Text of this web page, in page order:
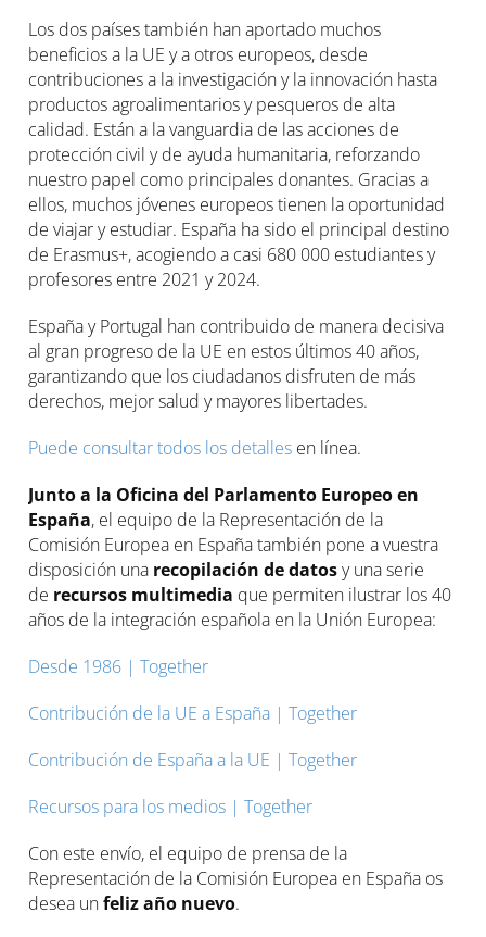
Los dos países también han aportado muchos
beneficios a la UE y a otros europeos, desde
contribuciones a la investigación y la innovación hasta
productos agroalimentarios y pesqueros de alta
calidad. Están a la vanguardia de las acciones de
protección civil y de ayuda humanitaria, reforzando
nuestro papel como principales donantes. Gracias a
ellos, muchos jóvenes europeos tienen la oportunidad
de viajar y estudiar. España ha sido el principal destino
de Erasmus+, acogiendo a casi 680 000 estudiantes y
profesores entre 2021 y 2024.
España y Portugal han contribuido de manera decisiva
al gran progreso de la UE en estos últimos 40 años,
garantizando que los ciudadanos disfruten de más
derechos, mejor salud y mayores libertades.
Puede consultar todos los detalles en línea.
Junto a la Oficina del Parlamento Europeo en
España, el equipo de la Representación de la
Comisión Europea en España también pone a vuestra
disposición una recopilación de datosy una serie
de recursos multimedia que permiten ilustrar los 40
años de la integración española en la Unión Europea:
Desde 1986 | Together
Contribución de la UE a España | Together
Contribución de España a la UE | Together
Recursos para los medios | Together
Con este envío, el equipo de prensa de la
Representación de la Comisión Europea en España os
desea unfeliz año nuevo.